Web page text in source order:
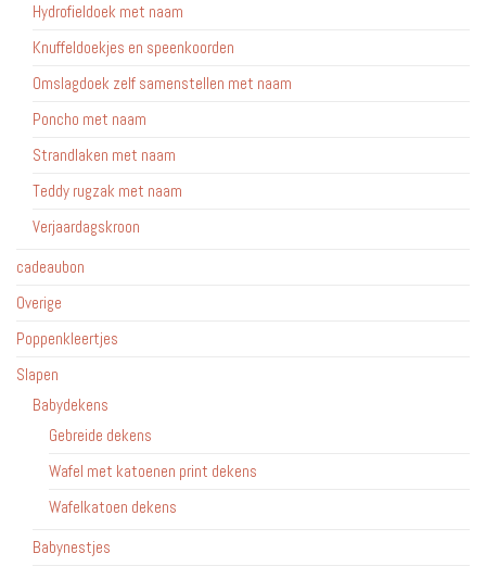
Hydrofieldoek met naam
Knuffeldoekjes en speenkoorden
Omslagdoek zelf samenstellen met naam
Poncho met naam
Strandlaken met naam
Teddy rugzak met naam
Verjaardagskroon
cadeaubon
Overige
Poppenkleertjes
Slapen
Babydekens
Gebreide dekens
Wafel met katoenen print dekens
Wafelkatoen dekens
Babynestjes